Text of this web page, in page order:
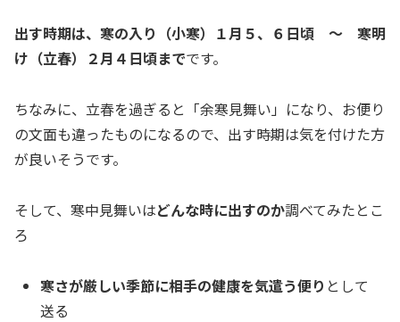
出す時期は、寒の入り（小寒）１月５、６日頃 ～ 寒明
け（立春）２月４日頃までです。
ちなみに、立春を過ぎると「余寒見舞い」になり、お便り
の文面も違ったものになるので、出す時期は気を付けた方
が良いそうです。
そして、寒中見舞いはどんな時に出すのか調べてみたとこ
ろ
寒さが厳しい季節に相手の健康を気遣う便り として
送る